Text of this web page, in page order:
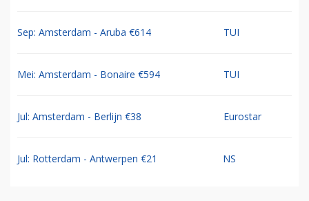
Sep: Amsterdam - Aruba €614 TUI
Mei: Amsterdam - Bonaire €594 TUI
Jul: Amsterdam - Berlijn €38 Eurostar
Jul: Rotterdam - Antwerpen €21 NS